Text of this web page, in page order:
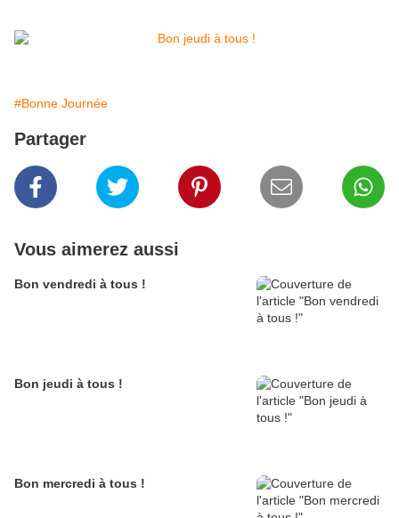
#Bonne Journée
Partager
Vous aimerez aussi
Bon vendredi à tous !
Bon jeudi à tous !
Bon mercredi à tous !